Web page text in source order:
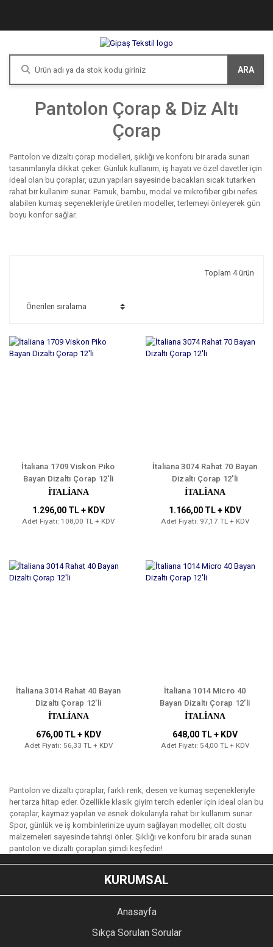
ARA
Pantolon Çorap & Diz Altı
Çorap
Pantolon ve dizaltı çorap modelleri, şıklığı ve konforu bir arada sunan
tasarımlarıyla dikkat çeker. Günlük kullanım, iş hayatı ve özel davetler için
ideal olan bu çoraplar, uzun yapıları sayesinde bacakları sıcak tutarken
rahat bir kullanım sunar. Pamuk, bambu, modal ve mikrofiber gibi nefes
alabilen kumaş seçenekleriyle üretilen modeller, terlemeyi önleyerek gün
boyu konfor sağlar.
Toplam 4 ürün
İtaliana 1709 Viskon Piko
Bayan Dizaltı Çorap 12'li
İTALİANA
1.296,00 TL + KDV
Adet Fiyatı: 108,00 TL + KDV
İtaliana 3074 Rahat 70 Bayan
Dizaltı Çorap 12'li
İTALİANA
1.166,00 TL + KDV
Adet Fiyatı: 97,17 TL + KDV
İtaliana 3014 Rahat 40 Bayan
Dizaltı Çorap 12'li
İTALİANA
676,00 TL + KDV
Adet Fiyatı: 56,33 TL + KDV
İtaliana 1014 Micro 40
Bayan Dizaltı Çorap 12'li
İTALİANA
648,00 TL + KDV
Adet Fiyatı: 54,00 TL + KDV
Pantolon ve dizaltı çoraplar, farklı renk, desen ve kumaş seçenekleriyle
her tarza hitap eder. Özellikle klasik giyim tercih edenler için ideal olan bu
çoraplar, kaymaz yapıları ve esnek dokularıyla rahat bir kullanım sunar.
Spor, günlük ve iş kombinlerinize uyum sağlayan modeller, cilt dostu
malzemeleri sayesinde tahrişi önler. Şıklığı ve konforu bir arada sunan
pantolon ve dizaltı çorapları şimdi keşfedin!
KURUMSAL
Anasayfa
Sıkça Sorulan Sorular